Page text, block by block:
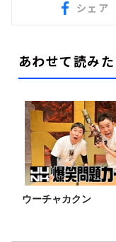
シェア
あわせて読み
ウーチャカクン